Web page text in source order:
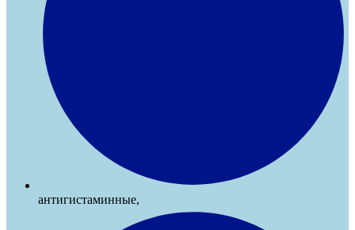
антигистаминные,